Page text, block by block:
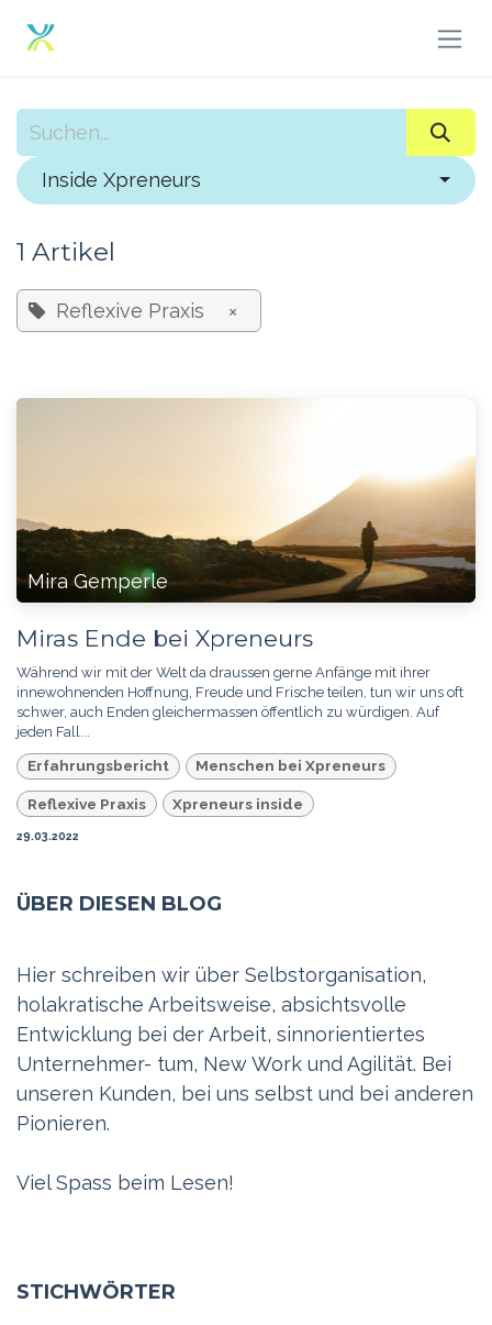
Inside Xpreneurs
1 Artikel
Reflexive Praxis ×
Mira Gemperle
Miras Ende bei Xpreneurs
Während wir mit der Welt da draussen gerne Anfänge mit ihrer
innewohnenden Hoffnung, Freude und Frische teilen, tun wir uns oft
schwer, auch Enden gleichermassen öffentlich zu würdigen. Auf
jeden Fall...
Erfahrungsbericht Menschen bei Xpreneurs
Reflexive Praxis Xpreneurs inside
29.03.2022
ÜBER DIESEN BLOG
Hier schreiben wir über Selbstorganisation,
holakratische Arbeitsweise, absichtsvolle
Entwicklung bei der Arbeit, sinnorientiertes
Unternehmer- tum, New Work und Agilität. Bei
unseren Kunden, bei uns selbst und bei anderen
Pionieren.
Viel Spass beim Lesen!
STICHWÖRTER